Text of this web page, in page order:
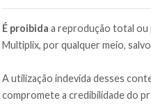
É proibida a reprodução total
Multiplix, por qualquer meio,
A utilização indevida desses
compromete a credibilidade do